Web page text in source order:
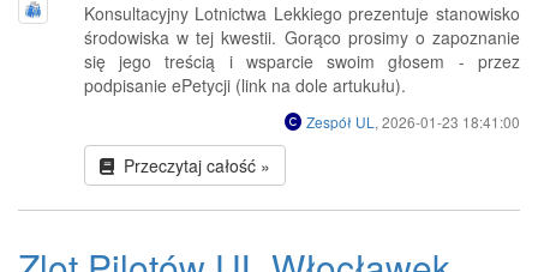
Konsultacyjny Lotnictwa Lekkiego prezentuje stanowisko
środowiska w tej kwestii. Gorąco prosimy o zapoznanie
się jego treścią i wsparcie swoim głosem - przez
podpisanie ePetycji (link na dole artukułu).
Zespół UL , 2026-01-23 18:41:00
Przeczytaj całość »